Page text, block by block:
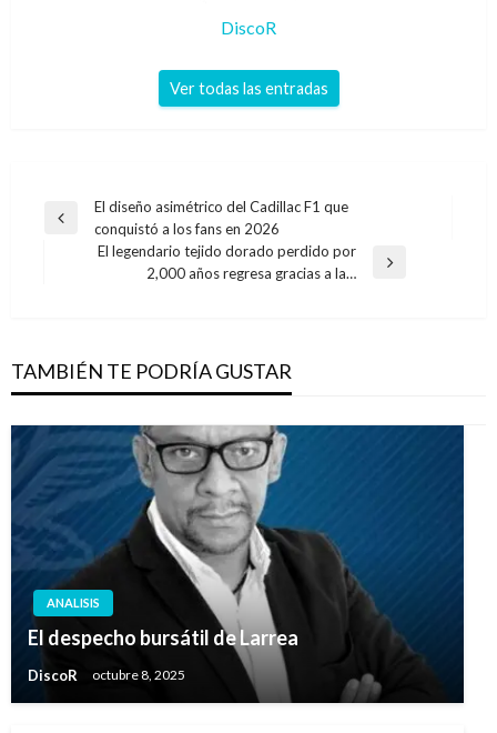
DiscoR
Ver todas las entradas
Navegación
Entrada
El diseño asimétrico del Cadillac F1 que
conquistó a los fans en 2026
El legendario tejido dorado perdido por
2,000 años regresa gracias a la…
TAMBIÉN TE PODRÍA GUSTAR
ANALISIS
El despecho bursátil de Larrea
DiscoR octubre 8, 2025